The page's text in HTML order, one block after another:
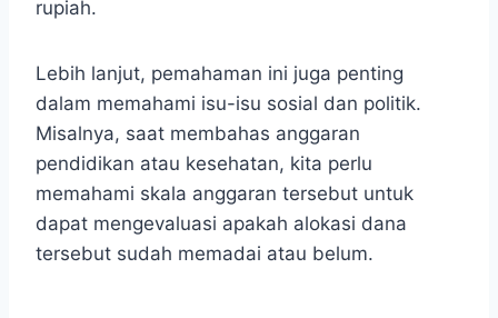
rupiah.
Lebih lanjut, pemahaman ini juga penting
dalam memahami isu-isu sosial dan politik.
Misalnya, saat membahas anggaran
pendidikan atau kesehatan, kita perlu
memahami skala anggaran tersebut untuk
dapat mengevaluasi apakah alokasi dana
tersebut sudah memadai atau belum.